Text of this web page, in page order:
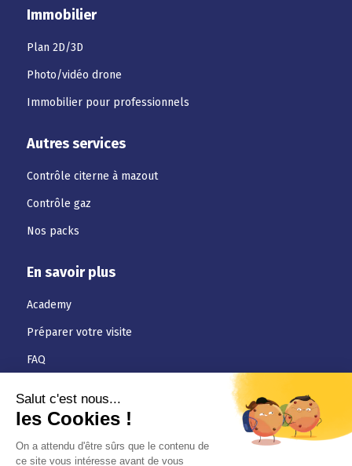
Immobilier
Plan 2D/3D
Photo/vidéo drone
Immobilier pour professionnels
Autres services
Contrôle citerne à mazout
Contrôle gaz
Nos packs
En savoir plus
Academy
Préparer votre visite
FAQ
Jobs
Actualités